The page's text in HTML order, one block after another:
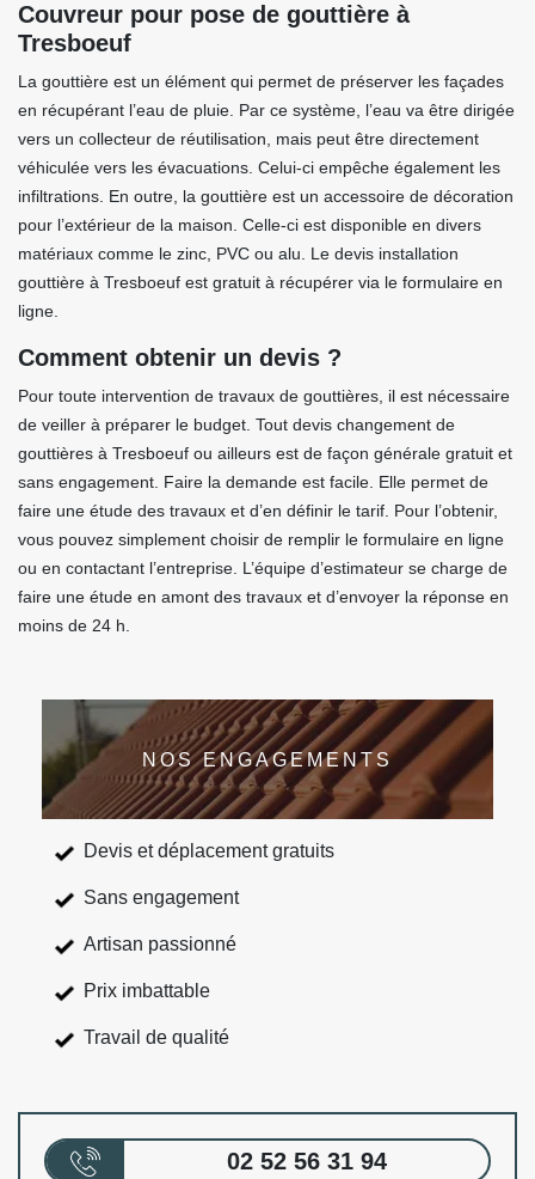
Couvreur pour pose de gouttière à
Tresboeuf
La gouttière est un élément qui permet de préserver les façades
en récupérant l’eau de pluie. Par ce système, l’eau va être dirigée
vers un collecteur de réutilisation, mais peut être directement
véhiculée vers les évacuations. Celui-ci empêche également les
infiltrations. En outre, la gouttière est un accessoire de décoration
pour l’extérieur de la maison. Celle-ci est disponible en divers
matériaux comme le zinc, PVC ou alu. Le devis installation
gouttière à Tresboeuf est gratuit à récupérer via le formulaire en
ligne.
Comment obtenir un devis ?
Pour toute intervention de travaux de gouttières, il est nécessaire
de veiller à préparer le budget. Tout devis changement de
gouttières à Tresboeuf ou ailleurs est de façon générale gratuit et
sans engagement. Faire la demande est facile. Elle permet de
faire une étude des travaux et d’en définir le tarif. Pour l’obtenir,
vous pouvez simplement choisir de remplir le formulaire en ligne
ou en contactant l’entreprise. L’équipe d’estimateur se charge de
faire une étude en amont des travaux et d’envoyer la réponse en
moins de 24 h.
NOS ENGAGEMENTS
Devis et déplacement gratuits
Sans engagement
Artisan passionné
Prix imbattable
Travail de qualité
02 52 56 31 94